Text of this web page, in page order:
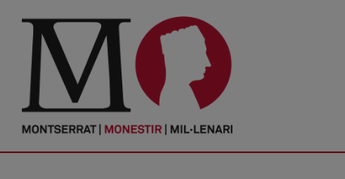
PORTADA
Monestir